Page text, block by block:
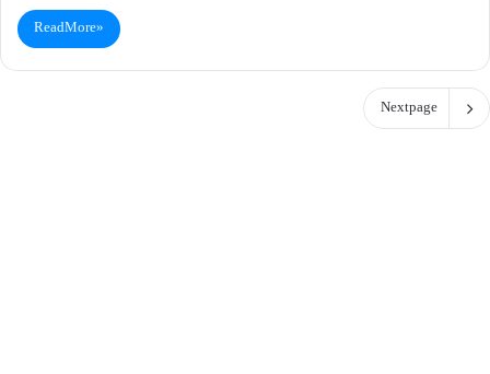
Read More »
Next page